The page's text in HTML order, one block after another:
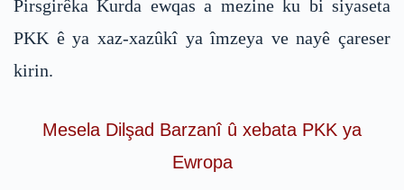
Pirsgirêka Kurda ewqas a mezine ku bi siyaseta
PKK ê ya xaz-xazûkî ya îmzeya ve nayê çareser
kirin.
Mesela Dilşad Barzanî û xebata PKK ya
Ewropa